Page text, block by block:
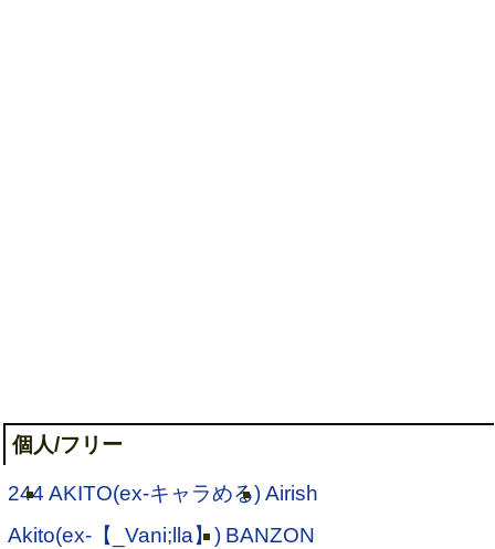
個人/フリー
244 AKITO(ex-キャラめる)Airish
Akito(ex-【_Vani;lla】) BANZON